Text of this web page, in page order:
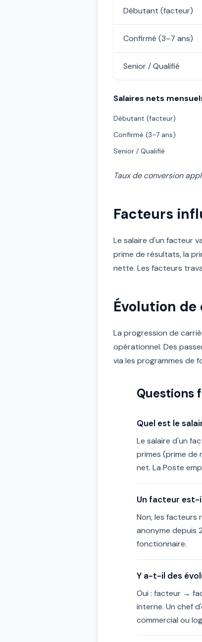
Débutant (facteur)
Confirmé (3–7 ans)
Senior / Qualifié
Salaires nets
Débutant (facteur)
Confirmé (3–7 ans)
Senior / Qualifié
Taux de conversion
Facteurs
Le salaire d'un facteur
prime de résultats, la
nette. Les facteurs
Évolution
La progression de
opérationnel. Des
via les programmes de
Questions
Quel est le
Le salaire d'un
primes (prime
net. La Poste
Un facteur
Non, les facteurs
anonyme depuis
fonctionnaire.
Y a-t-il des
Oui : facteur →
interne. Un chef
commercial ou